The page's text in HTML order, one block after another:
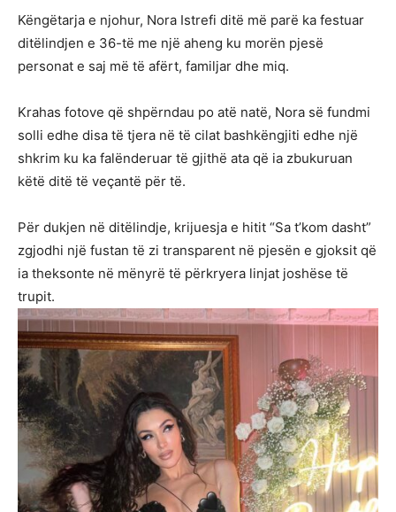
Këngëtarja e njohur, Nora Istrefi ditë më parë ka festuar
ditëlindjen e 36-të me një aheng ku morën pjesë
personat e saj më të afërt, familjar dhe miq.
Krahas fotove që shpërndau po atë natë, Nora së fundmi
solli edhe disa të tjera në të cilat bashkëngjiti edhe një
shkrim ku ka falënderuar të gjithë ata që ia zbukuruan
këtë ditë të veçantë për të.
Për dukjen në ditëlindje, krijuesja e hitit “Sa t’kom dasht”
zgjodhi një fustan të zi transparent në pjesën e gjoksit që
ia theksonte në mënyrë të përkryera linjat joshëse të
trupit.